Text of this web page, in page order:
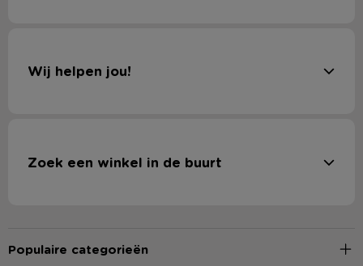
Wij helpen jou!
Zoek een winkel in de buurt
Populaire categorieën